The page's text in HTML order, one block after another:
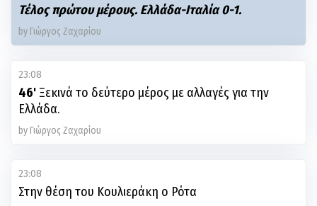
Τέλος πρώτου μέρους. Ελλάδα-Ιταλία 0-1.
by Γιώργος Ζαχαρίου
23:08
46' Ξεκινά το δεύτερο μέρος με αλλαγές για την
Ελλάδα.
by Γιώργος Ζαχαρίου
23:08
Στην θέση του Κουλιεράκη ο Ρότα